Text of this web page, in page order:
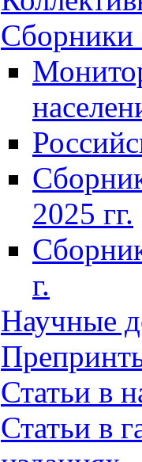
Сборники
2025 гг.
г.
Научные
Статьи в
Статьи в